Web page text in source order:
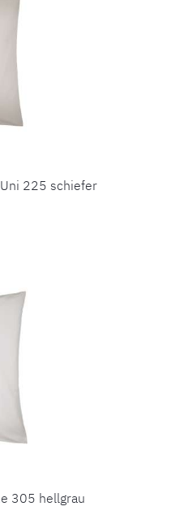
225 schiefer
305 hellgrau